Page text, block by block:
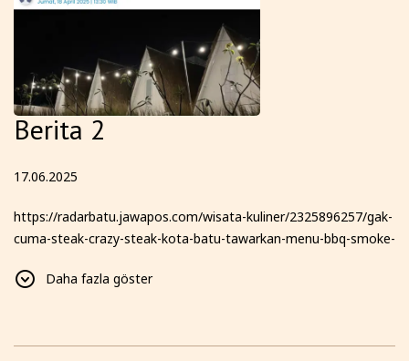
Berita 2
17.06.2025
https://radarbatu.jawapos.com/wisata-kuliner/2325896257/gak-
cuma-steak-crazy-steak-kota-batu-tawarkan-menu-bbq-smoke-
bikin-kamu-betah
Daha fazla göster